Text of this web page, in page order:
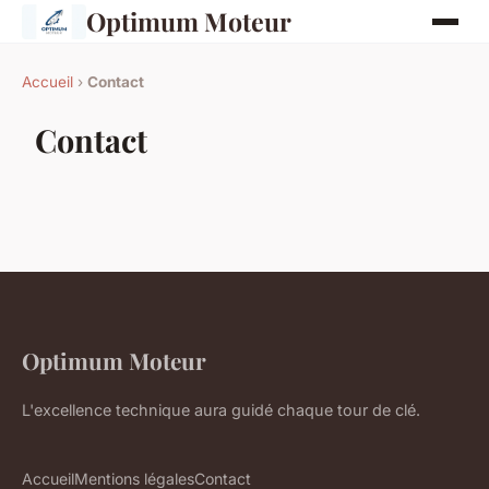
Optimum Moteur
Accueil › Contact
Contact
Optimum Moteur
L'excellence technique aura guidé chaque tour de clé.
AccueilMentions légalesContact